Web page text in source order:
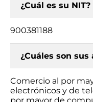
¿Cuál es su NIT?
900381188
¿Cuáles son
Comercio al por
electrónicos y de